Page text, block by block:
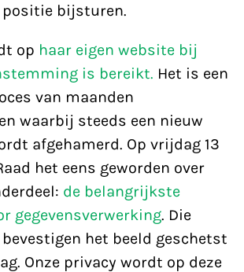
positie bijsturen.
op haar eigen website bij
is bereikt. Het is een
van maanden
waarbij steeds een nieuw
afgehamerd. Op vrijdag 13
het eens geworden over
de belangrijkste
gegevensverwerking. Die
het beeld geschetst
Onze privacy wordt op deze